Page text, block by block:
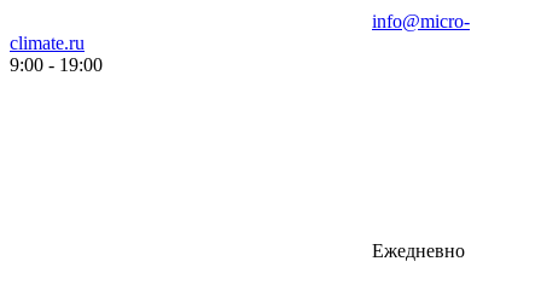
info@micro-
climate.ru
9:00 - 19:00
Ежедневно